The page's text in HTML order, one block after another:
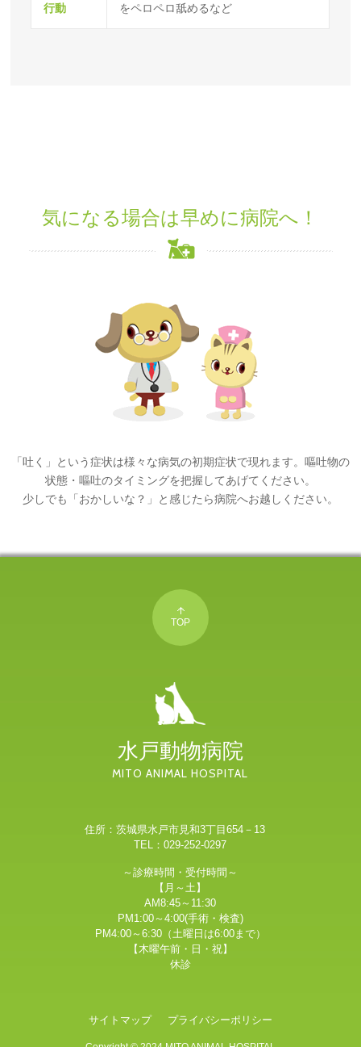
行動
をペロペロ舐めるなど
気になる場合は早めに病院へ！
「吐く」という症状は様々な病気の初期症状で現れます。嘔吐物の
状態・嘔吐のタイミングを把握してあげてください。
少しでも「おかしいな？」と感じたら病院へお越しください。
TOP
水戸動物病院
MITO ANIMAL HOSPITAL
住所：茨城県水戸市見和3丁目654－13
TEL：029-252-0297
～診療時間・受付時間～
【月～土】
AM8:45～11:30
PM1:00～4:00(手術・検査)
PM4:00～6:30（土曜日は6:00まで）
【木曜午前・日・祝】
休診
サイトマップ プライバシーポリシー